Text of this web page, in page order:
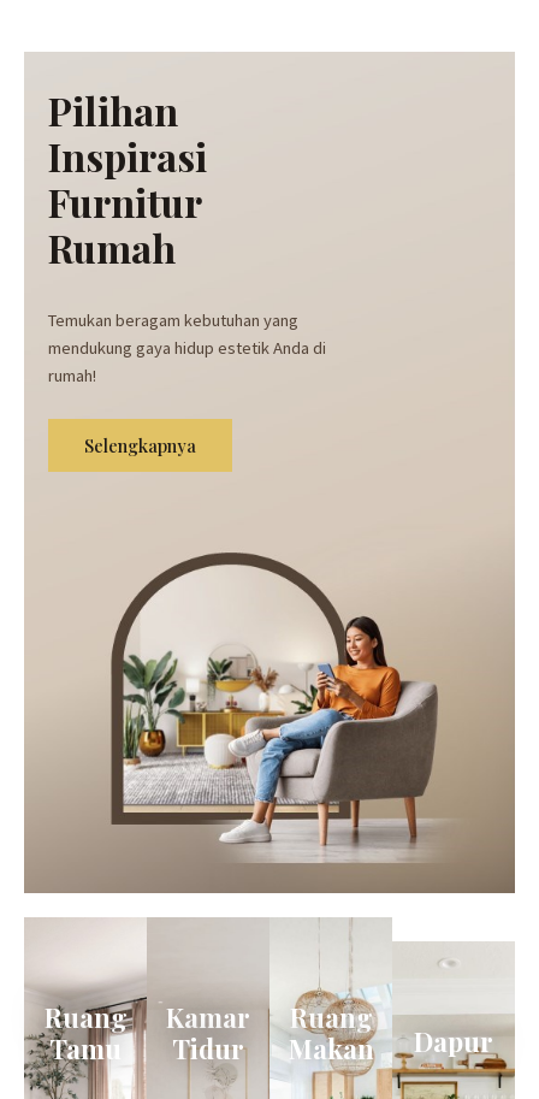
s
Pilihan
Inspirasi
Furnitur
Rumah
Temukan beragam kebutuhan yang
mendukung gaya hidup estetik Anda di
rumah!
Selengkapnya
Ruang
Tamu
Kamar
Tidur
Ruang
Makan
Dapur